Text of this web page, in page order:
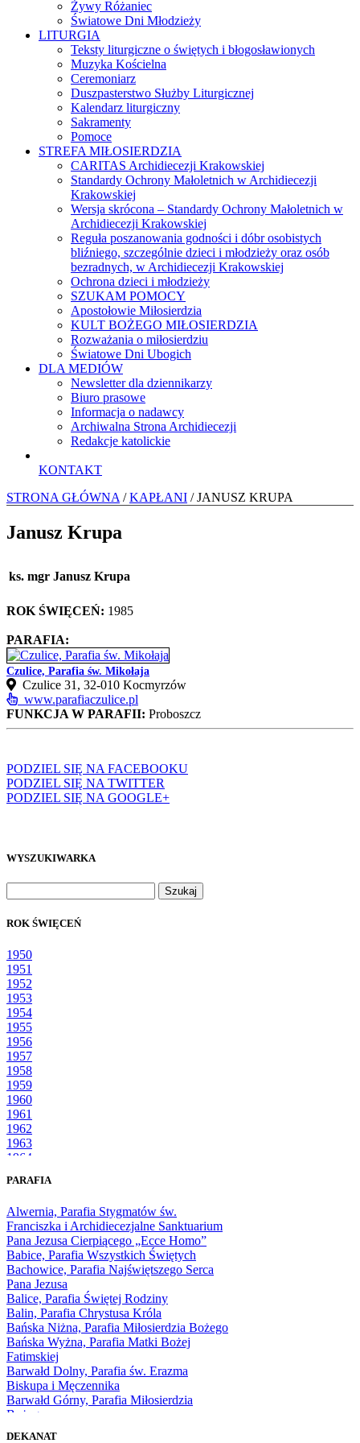
Żywy Różaniec
Światowe Dni Młodzieży
LITURGIA
Teksty liturgiczne o świętych i błogosławionych
Muzyka Kościelna
Ceremoniarz
Duszpasterstwo Służby Liturgicznej
Kalendarz liturgiczny
Sakramenty
Pomoce
STREFA MIŁOSIERDZIA
CARITAS Archidiecezji Krakowskiej
Standardy Ochrony Małoletnich w Archidiecezji
Krakowskiej
Wersja skrócona – Standardy Ochrony Małoletnich w
Archidiecezji Krakowskiej
Reguła poszanowania godności i dóbr osobistych
bliźniego, szczególnie dzieci i młodzieży oraz osób
bezradnych, w Archidiecezji Krakowskiej
Ochrona dzieci i młodzieży
SZUKAM POMOCY
Apostołowie Miłosierdzia
KULT BOŻEGO MIŁOSIERDZIA
Rozważania o miłosierdziu
Światowe Dni Ubogich
DLA MEDIÓW
Newsletter dla dziennikarzy
Biuro prasowe
Informacja o nadawcy
Archiwalna Strona Archidiecezji
Redakcje katolickie
KONTAKT
STRONA GŁÓWNA /KAPŁANI / JANUSZ KRUPA
Janusz Krupa
ks. mgr Janusz Krupa
ROK ŚWIĘCEŃ: 1985
PARAFIA:
Czulice, Parafia św. Mikołaja
Czulice 31, 32‑010 Kocmyrzów
www.parafiaczulice.pl
FUNKCJA W PARAFII: Proboszcz
PODZIEL SIĘ NA FACEBOOKU
PODZIEL SIĘ NA TWITTER
PODZIEL SIĘ NA GOOGLE+
WYSZUKIWARKA
ROK ŚWIĘCEŃ
1950
1951
1952
1953
1954
1955
1956
1957
1958
1959
1960
1961
1962
1963
1964
1966
1968
1969
1970
1971
1972
1973
1974
1975
1976
1977
1978
1979
1980
1981
1983
PARAFIA
Alwernia, Parafia Stygmatów św.
Franciszka i Archidiecezjalne Sanktuarium
Pana Jezusa Cierpiącego „Ecce Homo”
Babice, Parafia Wszystkich Świętych
Bachowice, Parafia Najświętszego Serca
Pana Jezusa
Balice, Parafia Świętej Rodziny
Balin, Parafia Chrystusa Króla
Bańska Niżna, Parafia Miłosierdzia Bożego
Bańska Wyżna, Parafia Matki Bożej
Fatimskiej
Barwałd Dolny, Parafia św. Erazma
Biskupa i Męczennika
Barwałd Górny, Parafia Miłosierdzia
Bożego
DEKANAT